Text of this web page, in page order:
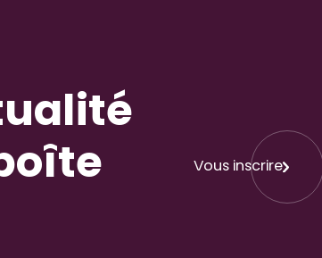
Vous inscrire